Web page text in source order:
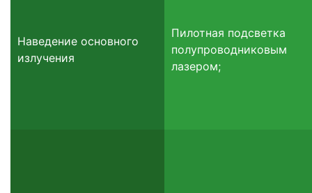
Наведение основного
излучения
Пилотная подсветка
полупроводниковым
лазером;